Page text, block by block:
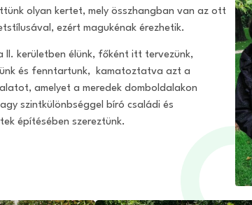
olyan kertet, mely összhangban van az ott
ezért magukénak érezhetik.
II. kerületben élünk, főként itt tervezünk,
és fenntartunk, kamatoztatva azt a
amelyet a meredek domboldalakon
szintkülönbséggel bíró családi és
építésében szereztünk.